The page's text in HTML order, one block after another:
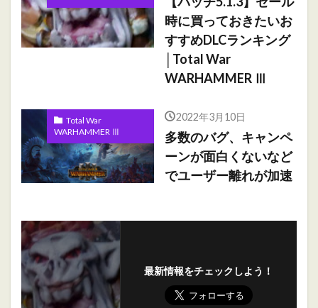
時に買っておきたいお
すすめDLCランキング
│Total War
WARHAMMER Ⅲ
Total War
WARHAMMER Ⅲ
2022年3月10日
多数のバグ、キャンペ
ーンが面白くないなど
でユーザー離れが加速
最新情報をチェックしよう！